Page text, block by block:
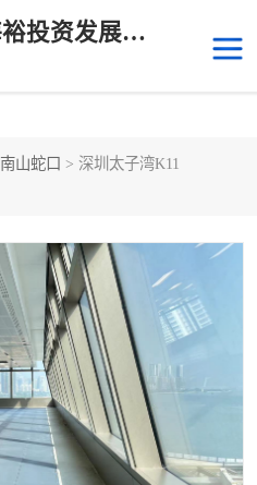
深圳市海裕投资发展有限公司
南山蛇口 > 深圳太子湾K11
南山华侨城
深圳湾科技生态园
宝安中心区
福田车公庙
南山南油